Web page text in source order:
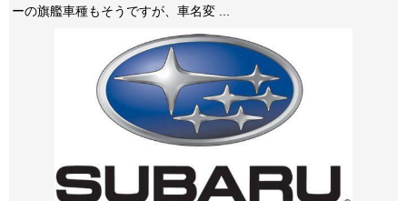
ーの旗艦車種もそうですが、車名変 ...